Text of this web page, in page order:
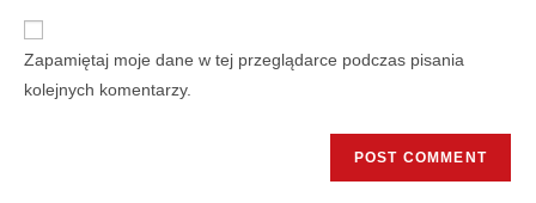
Zapamiętaj moje dane w tej przeglądarce podczas pisania
kolejnych komentarzy.